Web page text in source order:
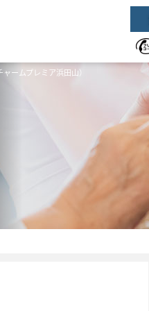
ームプレミア浜田山）